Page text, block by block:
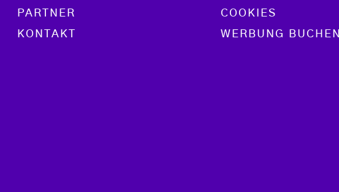
PARTNER
KONTAKT
COOKIES
WERBUNG BUCHEN